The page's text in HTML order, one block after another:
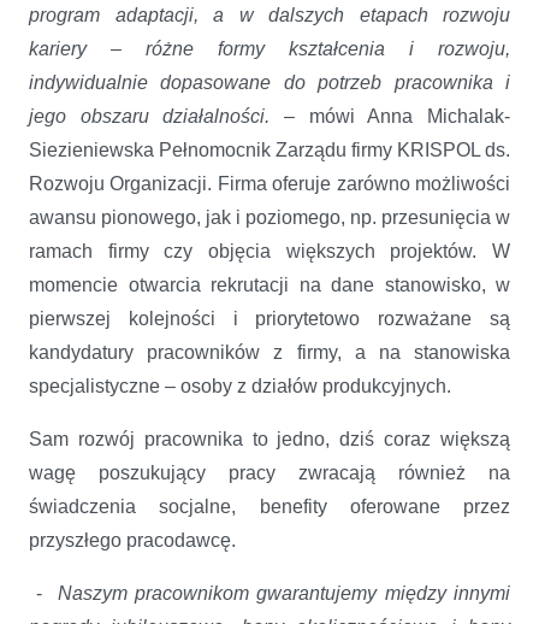
program adaptacji, a w dalszych etapach rozwoju
kariery – różne formy kształcenia i rozwoju,
indywidualnie dopasowane do potrzeb pracownika i
jego obszaru działalności. – mówi Anna Michalak-
Siezieniewska Pełnomocnik Zarządu firmy KRISPOL ds.
Rozwoju Organizacji. Firma oferuje zarówno możliwości
awansu pionowego, jak i poziomego, np. przesunięcia w
ramach firmy czy objęcia większych projektów. W
momencie otwarcia rekrutacji na dane stanowisko, w
pierwszej kolejności i priorytetowo rozważane są
kandydatury pracowników z firmy, a na stanowiska
specjalistyczne – osoby z działów produkcyjnych.
Sam rozwój pracownika to jedno, dziś coraz większą
wagę poszukujący pracy zwracają również na
świadczenia socjalne, benefity oferowane przez
przyszłego pracodawcę.
- Naszym pracownikom gwarantujemy między innymi